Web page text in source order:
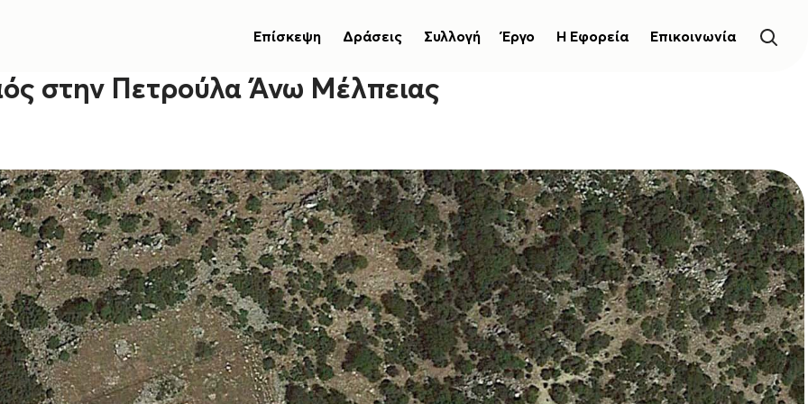
Επίσκεψη Δράσεις Συλλογή Έργο Η Εφορεία Επικοινωνία
στην Πετρούλα Άνω Μέλπειας